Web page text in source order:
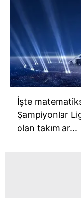
vasıtasıyla
için Ayarlar
Metnimizi
ziyaret
6698 sayılı Kişisel
hazırlanmış
ilgili mevzuata
almak için lütfen
İşte
Şampiyonlar
olan takımlar...